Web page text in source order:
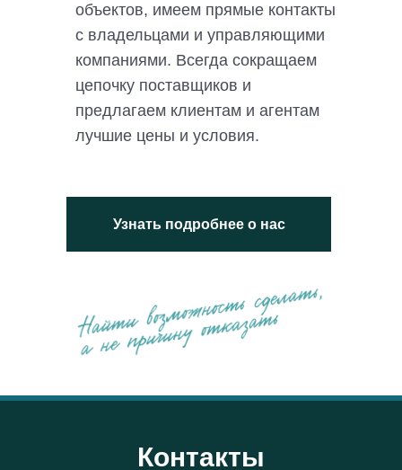
объектов, имеем прямые контакты
с владельцами и управляющими
компаниями. Всегда сокращаем
цепочку поставщиков и
предлагаем клиентам и агентам
лучшие цены и условия.
Узнать подробнее о нас
Контакты